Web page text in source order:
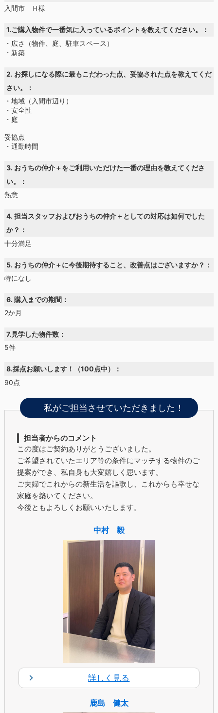
入間市 Ｈ様
1.ご購入物件で一番気に入っているポイントを教えてください。：
・広さ（物件、庭、駐車スペース）
・新築
2. お探しになる際に最もこだわった点、妥協された点を教えてくだ
さい。：
・地域（入間市辺り）
・安全性
・庭
妥協点
・通勤時間
3. おうちの仲介＋をご利用いただけた一番の理由を教えてくださ
い。：
熱意
4. 担当スタッフおよびおうちの仲介＋としての対応は如何でした
か？：
十分満足
5. おうちの仲介＋に今後期待すること、改善点はございますか？：
特になし
6. 購入までの期間：
2か月
7.見学した物件数：
5件
8.採点お願いします！（100点中）：
90点
私がご担当させていただきました！
担当者からのコメント
この度はご契約ありがとうございました。
ご希望されていたエリア等の条件にマッチする物件のご
提案ができ、私自身も大変嬉しく思います。
ご夫婦でこれからの新生活を謳歌し、これからも幸せな
家庭を築いてください。
今後ともよろしくお願いいたします。
中村 毅
詳しく見る
鹿島 健太